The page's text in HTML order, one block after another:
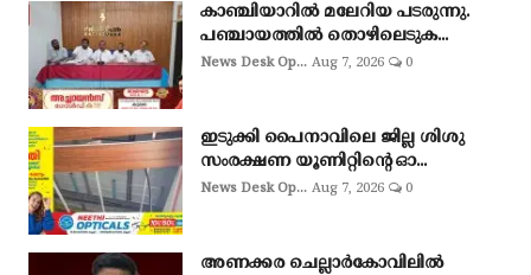
കാഞ്ചിയാറിൽ മലേറിയ പടരുന്നു.
പഞ്ചായത്തിൽ തൊഴിലെടുക...
News Desk Op... Aug 7, 2026 0
ഇടുക്കി പൈനാവിലെ ജില്ല ശിശു
സംരക്ഷണ യൂണിറ്റിന്റെ ഓ...
News Desk Op... Aug 7, 2026 0
അണക്കര ചെല്ലാര്‍കോവിലില്‍